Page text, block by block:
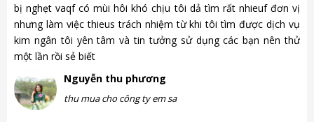
bị nghẹt vaqf có mùi hôi khó chịu tôi dả tìm rất nhieuf đơn vị
nhưng làm việc thieus trách nhiệm từ khi tôi tìm được dịch vụ
kim ngân tôi yên tâm và tin tưởng sử dụng các bạn nên thử
một lần rồi sẻ biết
Nguyễn thu phương
thu mua cho công ty em sa